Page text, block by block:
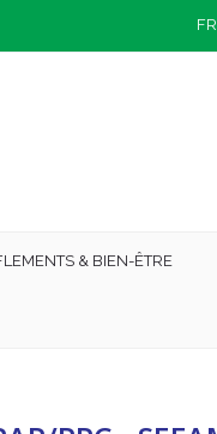
FR
& BIEN-ÊTRE